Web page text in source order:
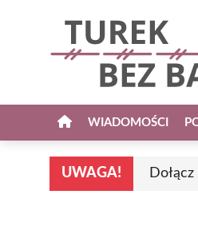
WIADOMOŚCI
UWAGA!